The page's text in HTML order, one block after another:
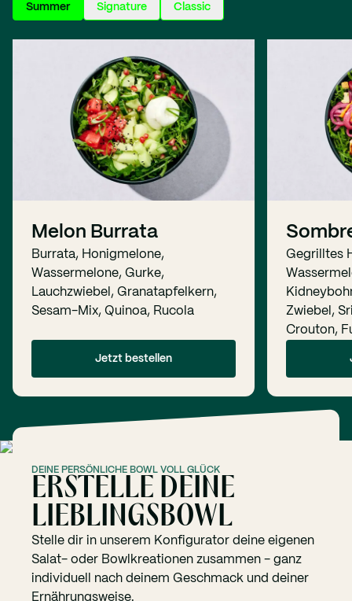
Summer Signature Classic
Melon Burrata
Burrata, Honigmelone,
Wassermelone, Gurke,
Lauchzwiebel, Granatapfelkern,
Sesam-Mix, Quinoa, Rucola
Jetzt bestellen
Gegrilltes
Zwiebel,
Crouton,
DEINE PERSÖNLICHE BOWL VOLL GLÜCK
ERSTELLE DEINE
LIEBLINGSBOWL
Stelle dir in unserem Konfigurator deine eigenen
Salat- oder Bowlkreationen zusammen - ganz
individuell nach deinem Geschmack und deiner
Ernährungsweise.